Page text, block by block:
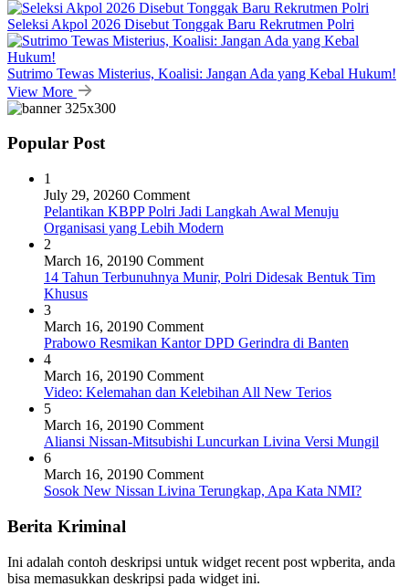
Seleksi Akpol 2026 Disebut Tonggak Baru Rekrutmen Polri
Sutrimo Tewas Misterius, Koalisi: Jangan Ada yang Kebal Hukum!
View More
Popular Post
1
July 29, 20260 Comment
Pelantikan KBPP Polri Jadi Langkah Awal Menuju
Organisasi yang Lebih Modern
2
March 16, 20190 Comment
14 Tahun Terbunuhnya Munir, Polri Didesak Bentuk Tim
Khusus
3
March 16, 20190 Comment
Prabowo Resmikan Kantor DPD Gerindra di Banten
4
March 16, 20190 Comment
Video: Kelemahan dan Kelebihan All New Terios
5
March 16, 20190 Comment
Aliansi Nissan-Mitsubishi Luncurkan Livina Versi Mungil
6
March 16, 20190 Comment
Sosok New Nissan Livina Terungkap, Apa Kata NMI?
Berita Kriminal
Ini adalah contoh deskripsi untuk widget recent post wpberita, anda
bisa memasukkan deskripsi pada widget ini.